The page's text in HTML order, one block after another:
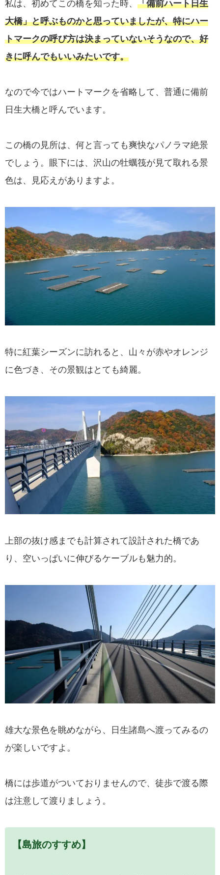
私は、初めてこの橋を知った時、 「備前ハート日生
大橋」と呼ぶものかと思っていましたが、特にハー
トマークの呼び方は決まっていないそうなので、好
きに呼んでもいいみたいです。
なので今ではハートマークを省略して、普通に備前
日生大橋と呼んでいます。
この橋の見所は、何と言っても爽快なパノラマ絶景
でしょう。眼下には、沢山の牡蠣筏が見て取れる景
色は、見応えがありますよ。
特に紅葉シーズンに訪れると、山々が赤やオレンジ
に色づき、その景観はとても綺麗。
上部の抜け感までも計算されて設計された橋であ
り、空いっぱいに伸びるケーブルも魅力的。
雄大な景色を眺めながら、日生諸島へ渡ってみるの
が楽しいですよ。
橋には歩道がついておりませんので、徒歩で渡る際
は注意して渡りましょう。
【島旅のすすめ】